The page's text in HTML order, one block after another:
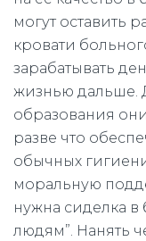
могут оставить
кровати
зарабатывать
жизнью дальше.
образования
разве что
обычных
моральную
нужна сиделка
людям”. Нанять